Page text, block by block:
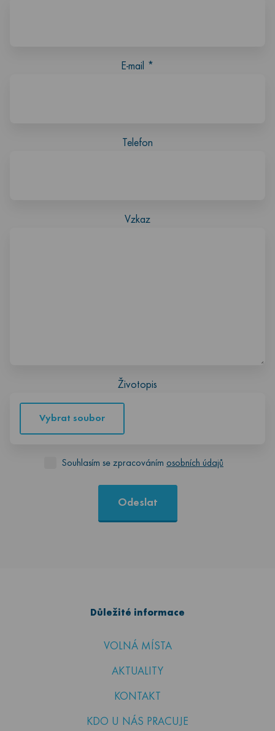
E-mail *
Telefon
Vzkaz
Životopis
Vybrat soubor
Souhlasím se zpracováním osobních údajů
Odeslat
Důležité informace
VOLNÁ MÍSTA
AKTUALITY
KONTAKT
KDO U NÁS PRACUJE